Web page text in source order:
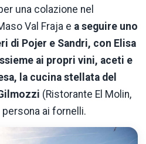
una colazione nel
Val Fraja e a seguire uno
di Pojer e Sandri, con Elisa
ai propri vini, aceti e
la cucina stellata del
(Ristorante El Molin,
ai fornelli.